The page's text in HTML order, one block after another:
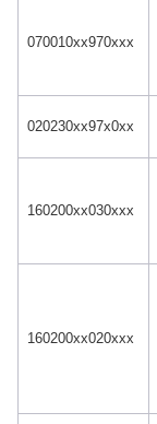
070010xx970xxx
020230xx97x0xx
160200xx030xxx
160200xx020xxx